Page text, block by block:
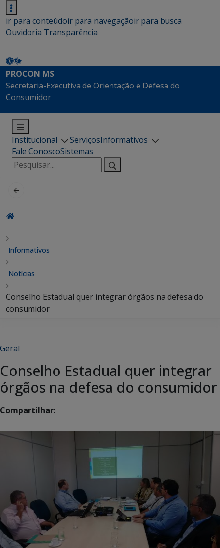
ir para conteúdoir para navegaçãoir para busca
Ouvidoria Transparência
PROCON MS
Secretaria-Executiva de Orientação e Defesa do
Consumidor
Institucional ServiçosInformativos
Fale ConoscoSistemas
Pesquisar
por:
Informativos
Notícias
Conselho Estadual quer integrar órgãos na defesa do
consumidor
Geral
Conselho Estadual quer integrar
órgãos na defesa do consumidor
Compartilhar: